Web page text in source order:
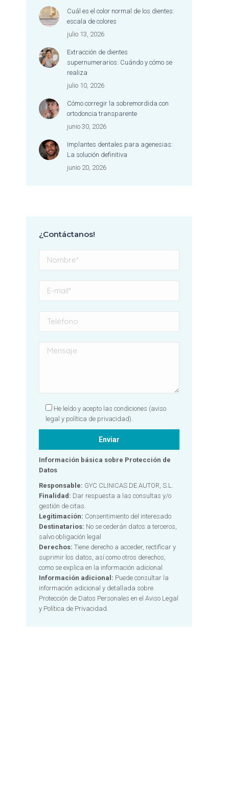
dentista merece una
mención especial por su
excelente trabajo, su
cariñosa y empática con
la que atiende a cada
Es difícil encontrar un lugar
bien la excelencia
profesional con un trato
tan cercano, humano y
escuchada, cuidada y
acompañada durante
todo el proceso.
con el resultado y
Cuál es el color normal de los dientes:
escala de colores
julio 13, 2026
Extracción de dientes
supernumerarios: Cuándo y cómo se
realiza
julio 10, 2026
Cómo corregir la sobremordida con
ortodoncia transparente
junio 30, 2026
Implantes dentales para agenesias:
La solución definitiva
junio 20, 2026
¿Contáctanos!
He leído y acepto las condiciones (aviso
legal y política de privacidad).
Información básica sobre Protección de
Datos
Responsable: GYC CLINICAS DE AUTOR, S.L.
Finalidad: Dar respuesta a las consultas y/o
gestión de citas.
Legitimación: Consentimiento del interesado
Destinatarios: No se cederán datos a terceros,
salvo obligación legal
Derechos: Tiene derecho a acceder, rectificar y
suprimir los datos, así como otros derechos,
como se explica en la información adicional
Información adicional: Puede consultar la
información adicional y detallada sobre
Protección de Datos Personales en el Aviso Legal
y Política de Privacidad.